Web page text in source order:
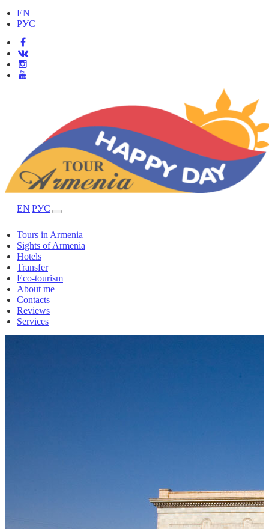
EN
РУС
EN РУС
Tours in Armenia
Sights of Armenia
Hotels
Transfer
Eco-tourism
About me
Contacts
Reviews
Services